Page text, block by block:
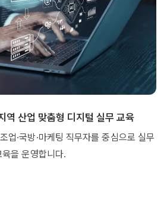
역 산업 맞춤형 디지털 실무 교육
업·국방·마케팅 직무자를 중심으로 실무
을 운영합니다.